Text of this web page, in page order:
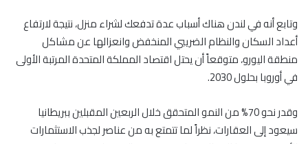
وتابع أنه في لندن هناك أسباب عدة تدفعك لشراء منزل، نتيجة لارتفاع
أعداد السكان والنظام الضريبي المنخفض وانعزالها عن مشاكل
منطقة اليورو، متوقعاً أن يحتل اقتصاد المملكة المتحدة المرتبة الأولى
في أوروبا بحلول 2030.
وقدر نحو 70% من النمو المتحقق خلال الربعين المقبلين ببريطانيا
سيعود إلى العقارات، نظراً لما تتمتع به من عناصر لجذب الاستثمارات